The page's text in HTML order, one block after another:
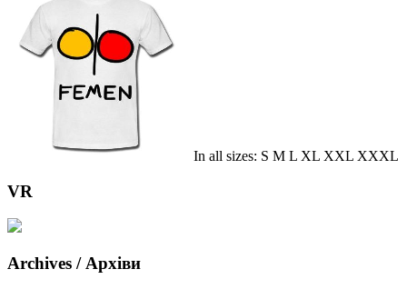
In all sizes: S M L XL XXL XXXL
VR
Archives / Архіви